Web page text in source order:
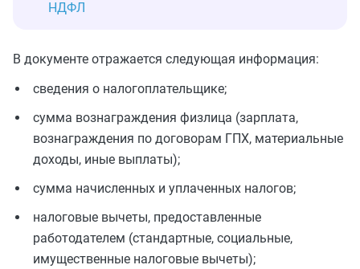
НДФЛ
В документе отражается следующая информация:
сведения о налогоплательщике;
сумма вознаграждения физлица (зарплата,
вознаграждения по договорам ГПХ, материальные
доходы, иные выплаты);
сумма начисленных и уплаченных налогов;
налоговые вычеты, предоставленные
работодателем (стандартные, социальные,
имущественные налоговые вычеты);